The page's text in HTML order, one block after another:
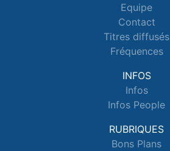
Equipe
Contact
Titres diffusés
Fréquences
INFOS
Infos
Infos People
RUBRIQUES
Bons Plans